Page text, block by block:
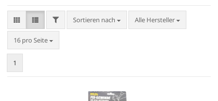
FILTERSortieren nach
Sortieren nach Alle Hersteller
16 pro Seite
pro Seite
1